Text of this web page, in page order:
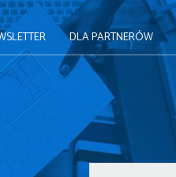
DLA PARTNERÓW